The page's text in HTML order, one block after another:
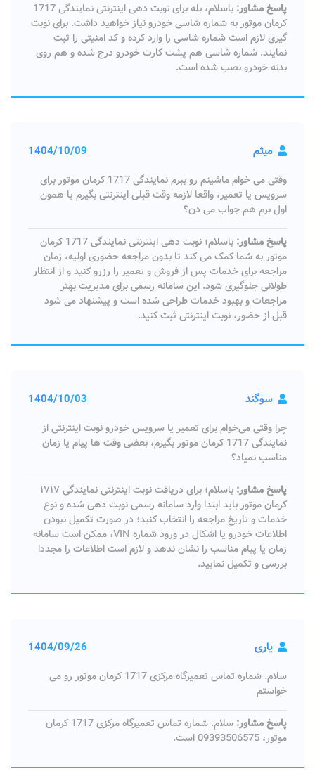
پاسخ مشاور:
باسلام، بله برای نوبت دهی اینترنتی نمایندگی 1717
کرمان موتور به شماره شاسی خودرو نیاز خواهید داشت. برای نوبت
گیری لازم است شماره شاسی را وارد کرده و کد امنیتی را ثبت
نمایند. شماره شاسی هم پشت کارت خودرو درج شده و هم روی
بدنه خودرو نصب شده است.
میثم 1404/10/09
وقتی می‌ خوام ماشینم رو ببرم نمایندگی 1717 کرمان موتور برای
سرویس یا تعمیر، واقعا لازمه وقت قبلی اینترنتی بگیرم یا همون
اول برم هم جواب می‌ دن؟
پاسخ مشاور:
باسلام؛ نوبت دهی اینترنتی نمایندگی 1717 کرمان
موتور به شما کمک می‌ کند تا بدون مراجعه حضوری اولیه، زمان
مراجعه برای خدمات پس از فروش و تعمیر را رزرو کنید و از انتظار
طولانی جلوگیری شود. این سامانه رسمی برای مدیریت بهتر
مراجعات و بهبود خدمات طراحی شده است و پیشنهاد می‌ شود
قبل از حضور، نوبت اینترنتی ثبت کنید.
سوگند 1404/10/03
چرا وقتی می‌خوام برای تعمیر یا سرویس خودرو نوبت اینترنتی از
نمایندگی 1717 کرمان موتور بگیرم، بعضی وقت‌ ها پیام یا زمان
مناسب نمیاد؟
پاسخ مشاور:
باسلام؛ برای دریافت نوبت اینترنتی نمایندگی ۱۷۱۷
کرمان موتور باید ابتدا وارد سامانه رسمی نوبت‌ دهی شده و نوع
خدمات و تاریخ مراجعه را انتخاب کنید؛ در صورت تکمیل نبودن
اطلاعات خودرو یا اشکال در ورود شماره VIN، ممکن است سامانه
زمان یا پیام مناسب را نشان ندهد و لازم است اطلاعات را مجددا
بررسی و تکمیل نمایید.
یاری 1404/09/26
سلام. شماره تماس تعمیرگاه مرکزی 1717 کرمان موتور رو می
خواستم
پاسخ مشاور:
سلام. شماره تماس تعمیرگاه مرکزی 1717 کرمان
موتور، 09393506575 است.